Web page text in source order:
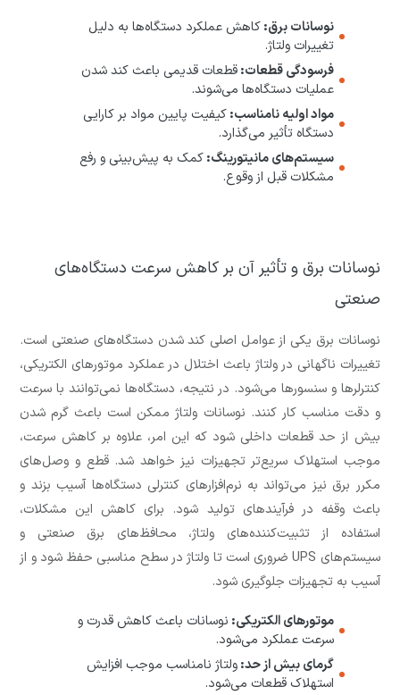
نوسانات برق:کاهش عملکرد دستگاه‌ها به دلیل
تغییرات ولتاژ.
فرسودگی قطعات:قطعات قدیمی باعث کند شدن
عملیات دستگاه‌ها می‌شوند.
مواد اولیه نامناسب:کیفیت پایین مواد بر کارایی
دستگاه تأثیر می‌گذارد.
سیستم‌های مانیتورینگ:کمک به پیش‌بینی و رفع
مشکلات قبل از وقوع.
نوسانات برق و تأثیر آن بر کاهش سرعت دستگاه‌های
صنعتی
نوسانات برق یکی از عوامل اصلی کند شدن دستگاه‌های صنعتی است.
تغییرات ناگهانی در ولتاژ باعث اختلال در عملکرد موتورهای الکتریکی،
کنترلرها و سنسورها می‌شود. در نتیجه، دستگاه‌ها نمی‌توانند با سرعت
و دقت مناسب کار کنند. نوسانات ولتاژ ممکن است باعث گرم شدن
بیش از حد قطعات داخلی شود که این امر، علاوه بر کاهش سرعت،
موجب استهلاک سریع‌تر تجهیزات نیز خواهد شد. قطع و وصل‌های
مکرر برق نیز می‌تواند به نرم‌افزارهای کنترلی دستگاه‌ها آسیب بزند و
باعث وقفه در فرآیندهای تولید شود. برای کاهش این مشکلات،
استفاده از تثبیت‌کننده‌های ولتاژ، محافظ‌های برق صنعتی و
سیستم‌های UPS ضروری است تا ولتاژ در سطح مناسبی حفظ شود و از
آسیب به تجهیزات جلوگیری شود.
موتورهای الکتریکی: نوسانات باعث کاهش قدرت و
سرعت عملکرد می‌شود.
گرمای بیش از حد:ولتاژ نامناسب موجب افزایش
استهلاک قطعات می‌شود.